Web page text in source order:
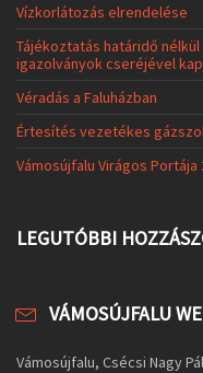
Vízkorlátozás elrendelése
Tájékoztatás határidő
igazolványok cseréjével
Véradás a Faluházban
Értesítés vezetékes
Vámosújfalu Virágos Portája
LEGUTÓBBI
VÁMOSÚJFALU
Vámosújfalu, Csécsi Nagy